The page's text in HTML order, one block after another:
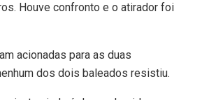
Houve confronto e o atirador foi
acionadas para as duas
dos dois baleados resistiu.